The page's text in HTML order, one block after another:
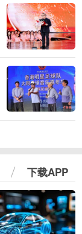
下载APP